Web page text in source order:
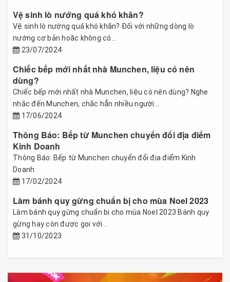
Vệ sinh lò nướng quá khó khăn?
Vệ sinh lò nướng quá khó khăn? Đối với những dòng lò
nướng cơ bản hoăc không có...
23/07/2024
Chiếc bếp mới nhất nhà Munchen, liệu có nên
dùng?
Chiếc bếp mới nhất nhà Munchen, liệu có nên dùng? Nghe
nhắc đến Munchen, chắc hẳn nhiều người...
17/06/2024
Thông Báo: Bếp từ Munchen chuyển đổi địa điểm
Kinh Doanh
Thông Báo: Bếp từ Munchen chuyển đổi địa điểm Kinh
Doanh
17/02/2024
Làm bánh quy gừng chuẩn bị cho mùa Noel 2023
Làm bánh quy gừng chuẩn bị cho mùa Noel 2023 Bánh quy
gừng hay còn được gọi với...
31/10/2023